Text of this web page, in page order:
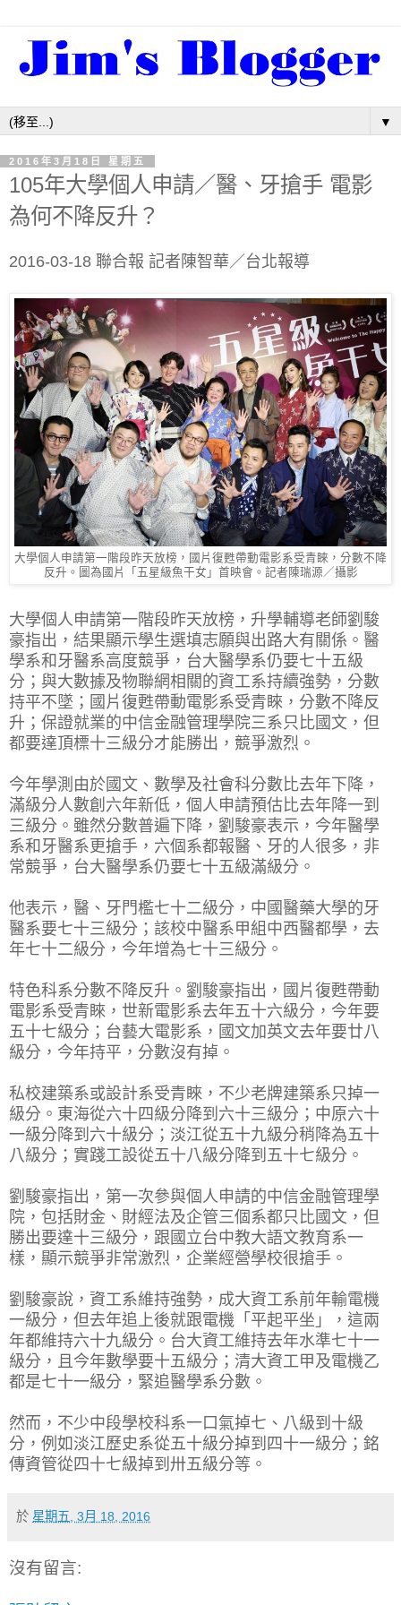
▼
2016年3月18日 星期五
105年大學個人申請／醫、牙搶手 電影
為何不降反升？
2016-03-18 聯合報 記者陳智華／台北報導
大學個人申請第一階段昨天放榜，國片復甦帶動電影系受青睞，分數不降
反升。圖為國片「五星級魚干女」首映會。記者陳瑞源／攝影
大學個人申請第一階段昨天放榜，升學輔導老師劉駿
豪指出，結果顯示學生選填志願與出路大有關係。醫
學系和牙醫系高度競爭，台大醫學系仍要七十五級
分；與大數據及物聯網相關的資工系持續強勢，分數
持平不墜；國片復甦帶動電影系受青睞，分數不降反
升；保證就業的中信金融管理學院三系只比國文，但
都要達頂標十三級分才能勝出，競爭激烈。
今年學測由於國文、數學及社會科分數比去年下降，
滿級分人數創六年新低，個人申請預估比去年降一到
三級分。雖然分數普遍下降，劉駿豪表示，今年醫學
系和牙醫系更搶手，六個系都報醫、牙的人很多，非
常競爭，台大醫學系仍要七十五級滿級分。
他表示，醫、牙門檻七十二級分，中國醫藥大學的牙
醫系要七十三級分；該校中醫系甲組中西醫都學，去
年七十二級分，今年增為七十三級分。
特色科系分數不降反升。劉駿豪指出，國片復甦帶動
電影系受青睞，世新電影系去年五十六級分，今年要
五十七級分；台藝大電影系，國文加英文去年要廿八
級分，今年持平，分數沒有掉。
私校建築系或設計系受青睞，不少老牌建築系只掉一
級分。東海從六十四級分降到六十三級分；中原六十
一級分降到六十級分；淡江從五十九級分稍降為五十
八級分；實踐工設從五十八級分降到五十七級分。
劉駿豪指出，第一次參與個人申請的中信金融管理學
院，包括財金、財經法及企管三個系都只比國文，但
勝出要達十三級分，跟國立台中教大語文教育系一
樣，顯示競爭非常激烈，企業經營學校很搶手。
劉駿豪說，資工系維持強勢，成大資工系前年輸電機
一級分，但去年追上後就跟電機「平起平坐」，這兩
年都維持六十九級分。台大資工維持去年水準七十一
級分，且今年數學要十五級分；清大資工甲及電機乙
都是七十一級分，緊追醫學系分數。
然而，不少中段學校科系一口氣掉七、八級到十級
分，例如淡江歷史系從五十級分掉到四十一級分；銘
傳資管從四十七級掉到卅五級分等。
於 星期五, 3月 18, 2016
沒有留言: